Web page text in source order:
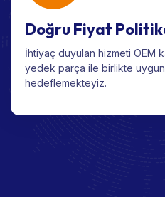
Doğru Fiyat
İhtiyaç duyulan hizmeti OEM
yedek parça ile birlikte uygun
hedeflemekteyiz.